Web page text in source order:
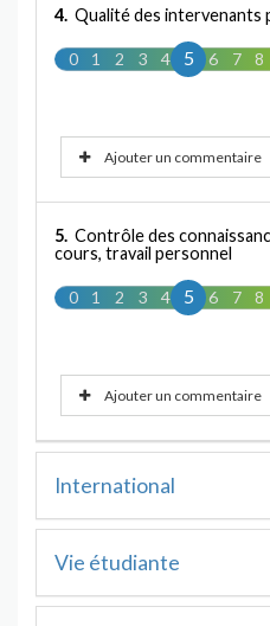
4. Qualité des
5
0 1 2 3 4 5 6 7 8
Ajouter un commentaire
5. Contrôle des
cours, travail personnel
5
0 1 2 3 4 5 6 7 8
Ajouter un commentaire
International
Vie étudiante